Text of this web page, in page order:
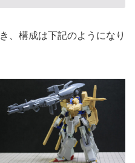
、構成は下記のようになり